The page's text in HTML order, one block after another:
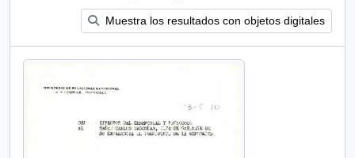
Muestra los resultados con objetos digitales